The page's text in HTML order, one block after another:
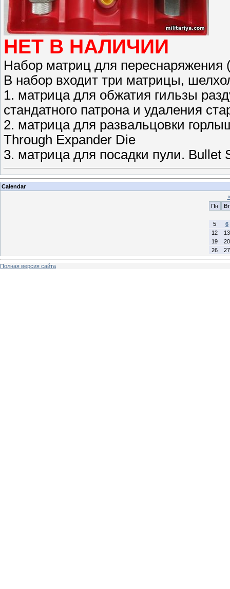
НЕТ В НАЛИЧИИ
Набор матриц для
В набор входит три матрицы,
1. матрица для обжатия гильзы
стандатного патрона и удаления
2. матрица для развальцовки
Through Expander Die
3. матрица для посадки пули. Bullet
Calendar
«
Пн
Вт
5
6
12
13
19
20
26
27
Полная версия сайта